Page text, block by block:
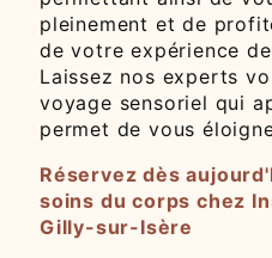
pleinement et de
de votre expérience
Laissez nos experts
voyage sensoriel qui
permet de vous
Réservez dès
soins du corps chez
Gilly-sur-Isère